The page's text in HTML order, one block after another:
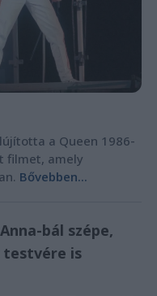
a Queen 1986-
filmet, amely
Bővebben...
bál szépe,
is